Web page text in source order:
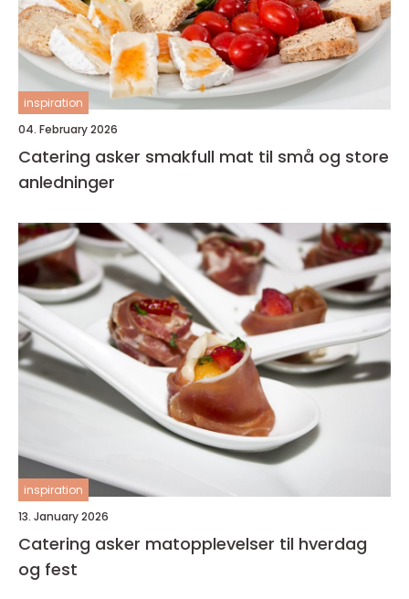
inspiration
04. February 2026
Catering asker smakfull mat til små og store
anledninger
inspiration
13. January 2026
Catering asker matopplevelser til hverdag
og fest